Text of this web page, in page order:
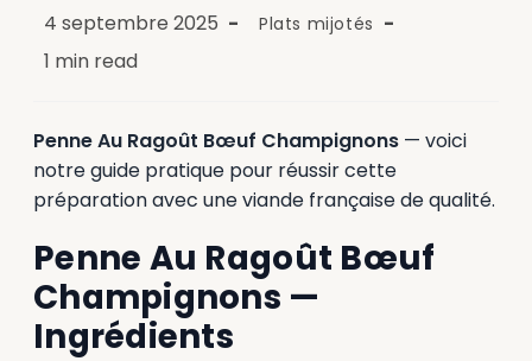
4 septembre 2025 Plats mijotés
1 min read
Penne Au Ragoût Bœuf Champignons — voici
notre guide pratique pour réussir cette
préparation avec une viande française de qualité.
Penne Au Ragoût Bœuf
Champignons —
Ingrédients